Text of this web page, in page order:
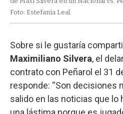
Foto: Estefanía Leal.
Sobre si le gustaría
Maximiliano Silvera, el
contrato con Peñarol el 31
responde: “Son decisiones
salido en las noticias que lo